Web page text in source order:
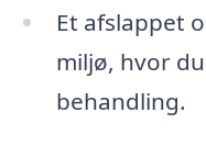
Et afslappet
miljø, hvor
behandling.